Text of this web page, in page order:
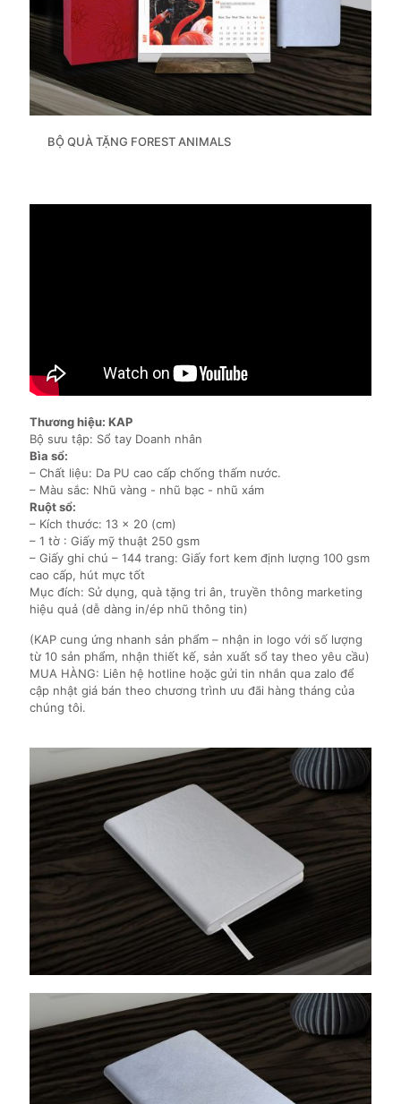
BỘ QUÀ TẶNG FOREST ANIMALS
Thương hiệu: KAP
Bộ sưu tập: Sổ tay Doanh nhân
Bìa sổ:
– Chất liệu: Da PU cao cấp chống thấm nước.
– Màu sắc: Nhũ vàng - nhũ bạc - nhũ xám
Ruột sổ:
– Kích thước: 13 x 20 (cm)
– 1 tờ : Giấy mỹ thuật 250 gsm
– Giấy ghi chú – 144 trang: Giấy fort kem định lượng 100 gsm
cao cấp, hút mực tốt
Mục đích: Sử dụng, quà tặng tri ân, truyền thông marketing
hiệu quả (dễ dàng in/ép nhũ thông tin)
(KAP cung ứng nhanh sản phẩm – nhận in logo với số lượng
từ 10 sản phẩm, nhận thiết kế, sản xuất sổ tay theo yêu cầu)
MUA HÀNG: Liên hệ hotline hoặc gửi tin nhắn qua zalo để
cập nhật giá bán theo chương trình ưu đãi hàng tháng của
chúng tôi.